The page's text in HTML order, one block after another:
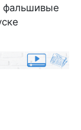
фальшивые